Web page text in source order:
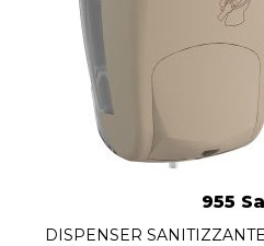
955
DISPENSER